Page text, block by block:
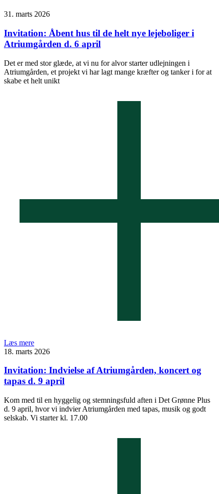
31. marts 2026
Invitation: Åbent hus til de helt nye lejeboliger i
Atriumgården d. 6 april
Det er med stor glæde, at vi nu for alvor starter udlejningen i
Atriumgården, et projekt vi har lagt mange kræfter og tanker i for at
skabe et helt unikt
Læs mere
18. marts 2026
Invitation: Indvielse af Atriumgården, koncert og
tapas d. 9 april
Kom med til en hyggelig og stemningsfuld aften i Det Grønne Plus
d. 9 april, hvor vi indvier Atriumgården med tapas, musik og godt
selskab. Vi starter kl. 17.00